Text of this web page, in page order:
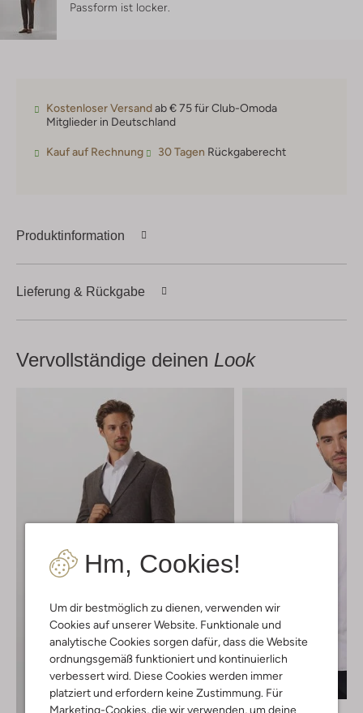
Hm, Cookies!
Um dir bestmöglich zu dienen, verwenden wir
Cookies auf unserer Website. Funktionale und
analytische Cookies sorgen dafür, dass die Website
ordnungsgemäß funktioniert und kontinuierlich
verbessert wird. Diese Cookies werden immer
platziert und erfordern keine Zustimmung. Für
Marketing-Cookies, die wir verwenden, um deine
Passform ist locker
Kostenloser Versandab € 75 für Club-Omoda
Mitglieder in Deutschland
Kauf auf Rechnung 30 Tagen Rückgaberecht
Produktinformation
Lieferung & Rückgabe
Vervollständige deinen Look
-20%